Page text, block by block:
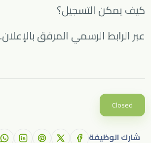
كيف يمكن التسجيل؟
عبر الرابط الرسمي المرفق بالإعلان.
Closed
شارك الوظيفة